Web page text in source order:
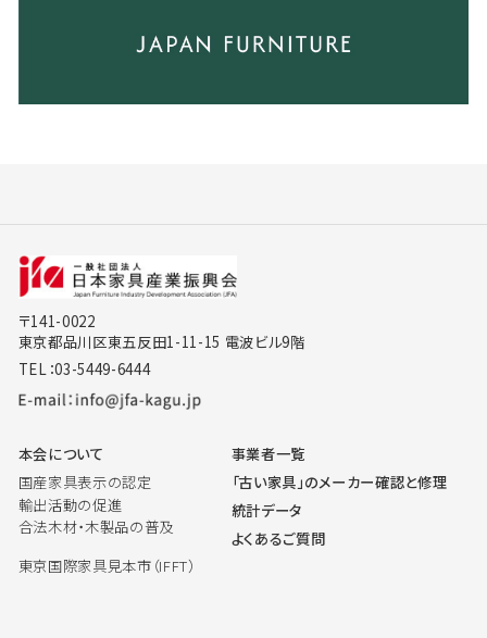
〒141-0022
東京都品川区東五反田1-11-15 電波ビル9階
TEL：03-5449-6444
本会について
国産家具表示の認定
輸出活動の促進
合法木材・木製品の普及
東京国際家具見本市（IFFT）
事業者一覧
「古い家具」のメーカー確認と修理
統計データ
よくあるご質問